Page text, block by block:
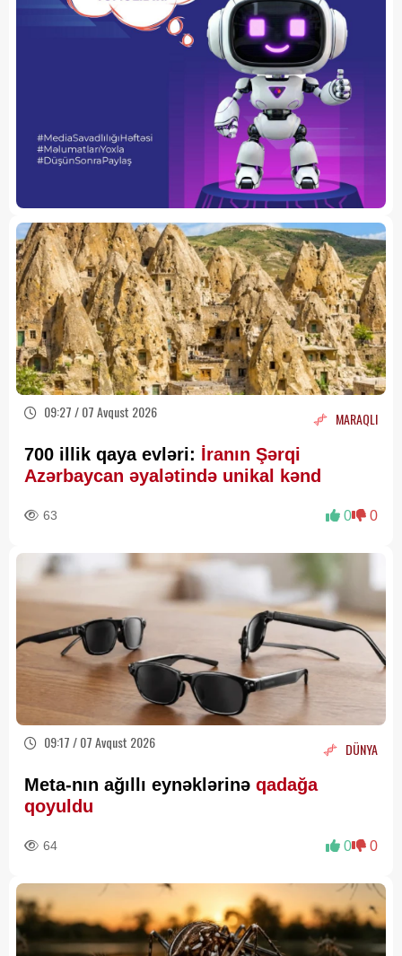
09:27 / 07 Avqust 2026 MARAQLI
700 illik qaya evləri: İranın Şərqi
Azərbaycan əyalətində unikal kənd
63 0 0
09:17 / 07 Avqust 2026 DÜNYA
Meta-nın ağıllı eynəklərinə qadağa
qoyuldu
64 0 0